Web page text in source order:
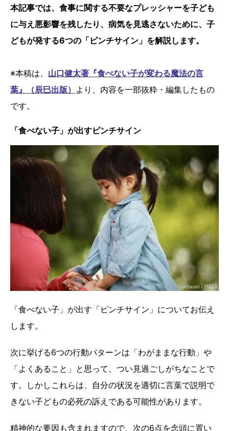
本記事では、食事に関する不要なプレッシャーを子ども
に与え悪影響を残したり、病気を見逃さないために、子
どもが発する6つの「ピンチサイン」を解説します。
※本稿は、 山口健太著『食べない子が変わる魔法の言
葉』（辰巳出版） より、内容を一部抜粋・編集したもの
です。
「食べない子」が出すピンチサイン
「食べない子」が出す「ピンチサイン」についてお伝え
します。
次に挙げる6つの行動パターンは「わがままな行動」や
「よくあること」と思って、つい見過ごしがちなことで
す。しかしこれらは、自分の状況を適切に言葉で説明で
きない子どもの必死の訴えである可能性があります。
精神的な要因も含まれますので、次の6点を念頭に置い